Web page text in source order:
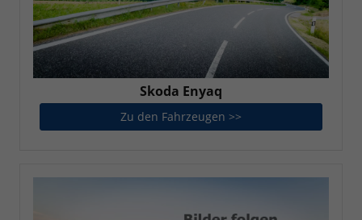
Skoda Enyaq
Zu den Fahrzeugen >>